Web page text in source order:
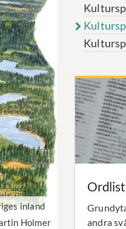
inland
Holmer
andra